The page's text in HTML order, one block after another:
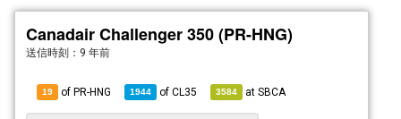
Canadair Challenger 350 (PR-HNG)
送信時刻： 9 年前
19 of PR-HNG 1944 ofCL35 3584 atSBCA